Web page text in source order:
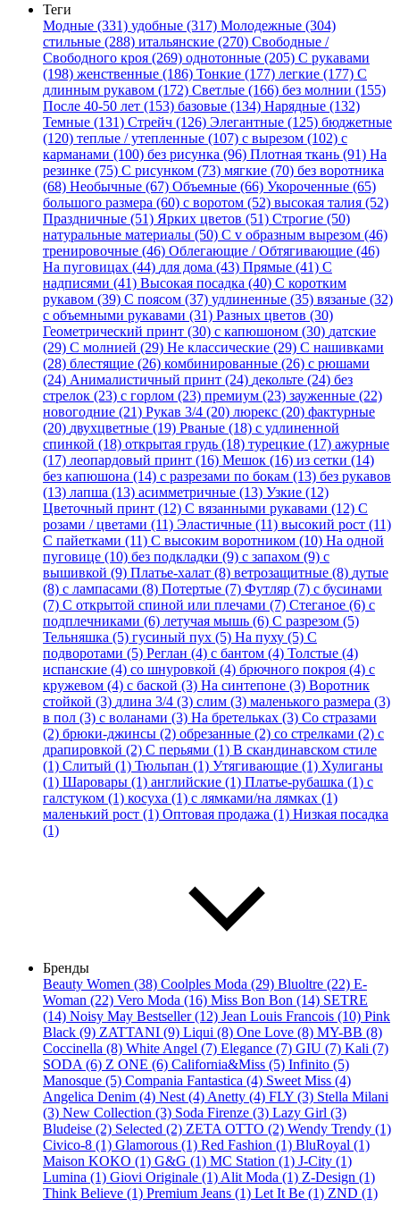
Теги
Модные (331) удобные (317) Молодежные (304)
стильные (288) итальянские (270) Свободные /
Свободного кроя (269) однотонные (205) С рукавами
(198) женственные (186) Тонкие (177) легкие (177) С
длинным рукавом (172) Светлые (166) без молнии (155)
После 40-50 лет (153) базовые (134) Нарядные (132)
Темные (131) Стрейч (126) Элегантные (125) бюджетные
(120) теплые / утепленные (107) с вырезом (102) с
карманами (100) без рисунка (96) Плотная ткань (91) На
резинке (75) С рисунком (73) мягкие (70) без воротника
(68) Необычные (67) Объемные (66) Укороченные (65)
большого размера (60) с воротом (52) высокая талия (52)
Праздничные (51) Ярких цветов (51) Строгие (50)
натуральные материалы (50) С v образным вырезом (46)
тренировочные (46) Облегающие / Обтягивающие (46)
На пуговицах (44) для дома (43) Прямые (41) С
надписями (41) Высокая посадка (40) С коротким
рукавом (39) С поясом (37) удлиненные (35) вязаные (32)
с объемными рукавами (31) Разных цветов (30)
Геометрический принт (30) с капюшоном (30) датские
(29) С молнией (29) Не классические (29) С нашивками
(28) блестящие (26) комбинированные (26) с рюшами
(24) Анималистичный принт (24) декольте (24) без
стрелок (23) с горлом (23) премиум (23) зауженные (22)
новогодние (21) Рукав 3/4 (20) люрекс (20) фактурные
(20) двухцветные (19) Рваные (18) с удлиненной
спинкой (18) открытая грудь (18) турецкие (17) ажурные
(17) леопардовый принт (16) Мешок (16) из сетки (14)
без капюшона (14) с разрезами по бокам (13) без рукавов
(13) лапша (13) асимметричные (13) Узкие (12)
Цветочный принт (12) С вязанными рукавами (12) С
розами / цветами (11) Эластичные (11) высокий рост (11)
С пайетками (11) С высоким воротником (10) На одной
пуговице (10) без подкладки (9) с запахом (9) с
вышивкой (9) Платье-халат (8) ветрозащитные (8) дутые
(8) с лампасами (8) Потертые (7) Футляр (7) с бусинами
(7) С открытой спиной или плечами (7) Стеганое (6) с
подплечниками (6) летучая мышь (6) С разрезом (5)
Тельняшка (5) гусиный пух (5) На пуху (5) С
подворотами (5) Реглан (4) с бантом (4) Толстые (4)
испанские (4) со шнуровкой (4) брючного покроя (4) с
кружевом (4) с баской (3) На синтепоне (3) Воротник
стойкой (3) длина 3/4 (3) слим (3) маленького размера (3)
в пол (3) с воланами (3) На бретельках (3) Со стразами
(2) брюки-джинсы (2) обрезанные (2) со стрелками (2) с
драпировкой (2) С перьями (1) В скандинавском стиле
(1) Слитый (1) Тюльпан (1) Утягивающие (1) Хулиганы
(1) Шаровары (1) английские (1) Платье-рубашка (1) с
галстуком (1) косуха (1) с лямками/на лямках (1)
маленький рост (1) Оптовая продажа (1) Низкая посадка
(1)
Бренды
Beauty Women (38) Coolples Moda (29) Bluoltre (22) E-
Woman (22) Vero Moda (16) Miss Bon Bon (14) SETRE
(14) Noisy May Bestseller (12) Jean Louis Francois (10) Pink
Black (9) ZATTANI (9) Liqui (8) One Love (8) MY-BB (8)
Coccinella (8) White Angel (7) Elegance (7) GIU (7) Kali (7)
SODA (6) Z ONE (6) California&Miss (5) Infinito (5)
Manosque (5) Compania Fantastica (4) Sweet Miss (4)
Angelica Denim (4) Nest (4) Anetty (4) FLY (3) Stella Milani
(3) New Collection (3) Soda Firenze (3) Lazy Girl (3)
Bludeise (2) Selected (2) ZETA OTTO (2) Wendy Trendy (1)
Civico-8 (1) Glamorous (1) Red Fashion (1) BluRoyal (1)
Maison KOKO (1) G&G (1) MC Station (1) J-City (1)
Lumina (1) Giovi Originale (1) Alit Moda (1) Z-Design (1)
Think Believe (1) Premium Jeans (1) Let It Be (1) ZND (1)